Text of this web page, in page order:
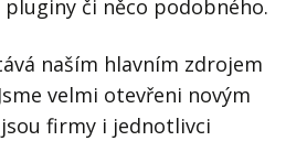
či něco podobného.
naším hlavním zdrojem
velmi otevřeni novým
firmy i jednotlivci